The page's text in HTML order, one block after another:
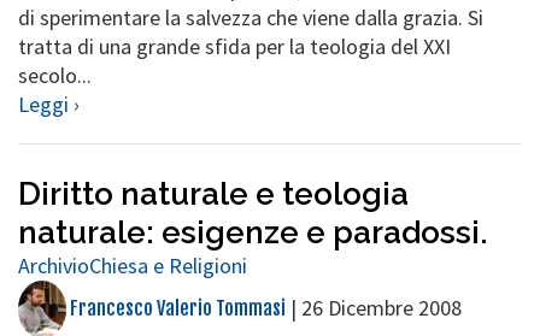
di sperimentare la salvezza che viene dalla grazia. Si
tratta di una grande sfida per la teologia del XXI
secolo...
Leggi ›
Diritto naturale e teologia
naturale: esigenze e paradossi.
ArchivioChiesa e Religioni
Francesco Valerio Tommasi | 26 Dicembre 2008